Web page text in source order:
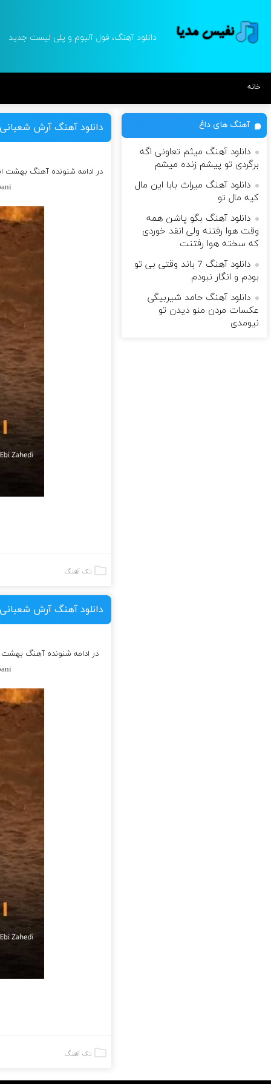
دانلود آهنگ، فول آلبوم و پلی لیست جدید
خانه
دانلود آهنگ آرش
در ادامه شنونده آهنگ بهشت
تک آهنگ
دانلود آهنگ آرش
در ادامه شنونده آهنگ بهشت
تک آهنگ
آهنگ های داغ
دانلود آهنگ میثم تعاونی اگه
برگردی تو پیشم زنده میشم
دانلود آهنگ میراث بابا این مال
کیه مال تو
دانلود آهنگ بگو پاشن همه
وقت هوا رفتنه ولی انقد خوردی
که سخته هوا رفتنت
دانلود آهنگ 7 باند وقتی بی تو
بودم و انگار نبودم
دانلود آهنگ حامد شیربیگی
عکسات مردن منو دیدن تو
نیومدی